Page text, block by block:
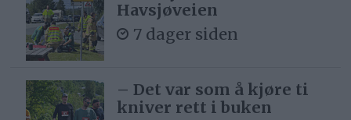
Havsjøveien
7 dager siden
– Det var som å kjøre ti
kniver rett i buken